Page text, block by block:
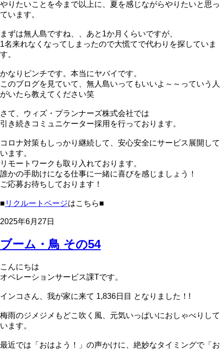
やりたいことを今まで以上に、夏を感じながらやりたいと思っ
ています。
まずは無人島ですね、、あと1か月くらいですが、
1名来れなくなってしまったので大慌てで代わりを探していま
す。
かなりピンチです。本当にヤバイです。
このブログを見ていて、無人島いってもいいよ～～っていう人
がいたら教えてください笑
さて、ウィズ・プランナーズ株式会社では
引き続きコミュニケーター採用を行っております。
コロナ対策もしっかり継続して、安心安全にサービス展開して
います。
リモートワークも取り入れております。
誰かの手助けになる仕事に一緒に喜びを感じましょう！
ご応募お待ちしております！
■ リクルートページはこちら■
2025年6月27日
ブーム・鳥 その54
こんにちは
オペレーションサービス課Tです。
インコさん、我が家に来て 1,836日目 となりました！!
梅雨のジメジメもどこ吹く風、元気いっぱいにおしゃべりして
います。
最近では「おはよう！」の声かけに、絶妙なタイミングで「お